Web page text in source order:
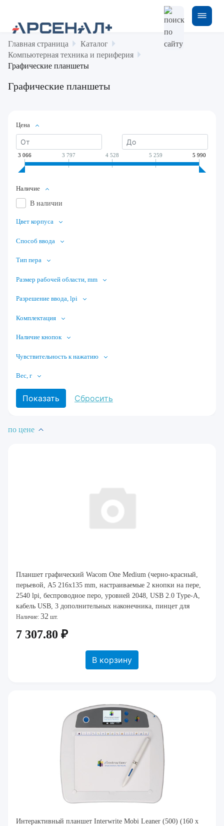
Главная страница
Каталог
Компьютерная техника и периферия
Графические планшеты
Графические планшеты
Цена
3 066 3 797 4 528 5 259 5 990
Наличие
В наличии
Цвет корпуса
Способ ввода
Тип пера
Размер рабочей области, mm
Разрешение ввода, lpi
Комплектация
Наличие кнопок
Чувствительность к нажатию
Вес, г
по цене
Планшет графический Wacom One Medium (черно-красный,
перьевой, A5 216x135 mm, настраиваемые 2 кнопки на пере,
2540 lpi, беспроводное перо, уровней 2048, USB 2.0 Type-A,
кабель USB, 3 дополнительных наконечника, пинцет для
замены наконечника, 277x189x8.7 м
Наличие: 32 шт.
7 307.80 ₽
В корзину
Интерактивный планшет Interwrite Mobi Leaner (500) (160 x